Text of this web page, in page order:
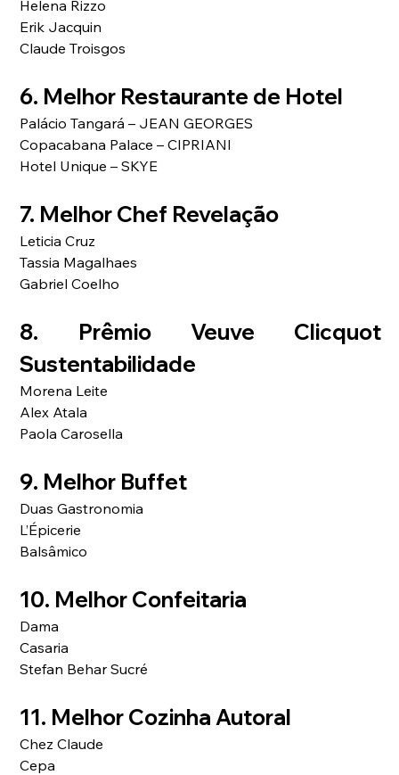
Helena Rizzo
Erik Jacquin
Claude Troisgos
6. Melhor Restaurante de Hotel
Palácio Tangará – JEAN GEORGES
Copacabana Palace – CIPRIANI
Hotel Unique – SKYE
7. Melhor Chef Revelação
Leticia Cruz
Tassia Magalhaes
Gabriel Coelho
8. Prêmio Veuve Clicquot
Sustentabilidade
Morena Leite
Alex Atala
Paola Carosella
9. Melhor Buffet
Duas Gastronomia
L’Épicerie
Balsâmico
10. Melhor Confeitaria
Dama
Casaria
Stefan Behar Sucré
11. Melhor Cozinha Autoral
Chez Claude
Cepa